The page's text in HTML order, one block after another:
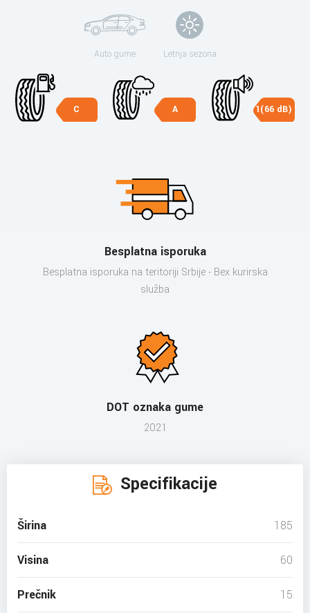
Auto gume Letnja sezona
C A 1(66 dB)
Besplatna isporuka
Besplatna isporuka na teritoriji Srbije - Bex kurirska
služba
DOT oznaka gume
2021
Specifikacije
Širina 185
Visina 60
Prečnik 15